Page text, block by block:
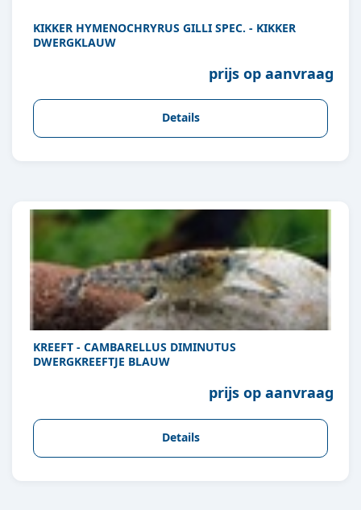
KIKKER HYMENOCHRYRUS GILLI SPEC. - KIKKER
DWERGKLAUW
prijs op aanvraag
Details
KREEFT - CAMBARELLUS DIMINUTUS
DWERGKREEFTJE BLAUW
prijs op aanvraag
Details